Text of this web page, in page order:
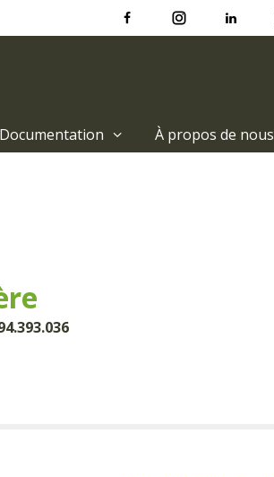
Documentation À propos de nous